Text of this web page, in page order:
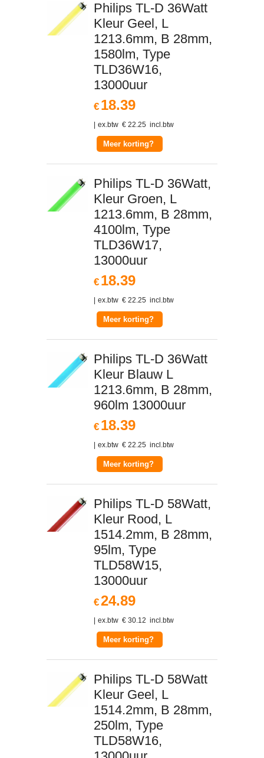
Philips TL-D 36Watt
Kleur Geel, L
1213.6mm, B 28mm,
1580lm, Type
TLD36W16,
13000uur
€ 18.39
ex.btw € 22.25 incl.btw
Meer korting?
Philips TL-D 36Watt,
Kleur Groen, L
1213.6mm, B 28mm,
4100lm, Type
TLD36W17,
13000uur
€ 18.39
ex.btw € 22.25 incl.btw
Meer korting?
Philips TL-D 36Watt
Kleur Blauw L
1213.6mm, B 28mm,
960lm 13000uur
€ 18.39
ex.btw € 22.25 incl.btw
Meer korting?
Philips TL-D 58Watt,
Kleur Rood, L
1514.2mm, B 28mm,
95lm, Type
TLD58W15,
13000uur
€24.89
ex.btw € 30.12 incl.btw
Meer korting?
Philips TL-D 58Watt
Kleur Geel, L
1514.2mm, B 28mm,
250lm, Type
TLD58W16,